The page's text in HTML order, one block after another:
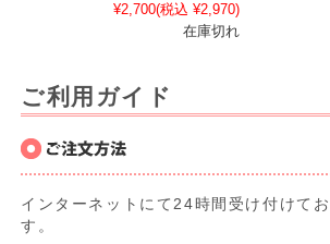
¥2,700(税込 ¥2,970)
在庫切れ
ご利用ガイド
インターネットにて24時間受け付けてお
す。